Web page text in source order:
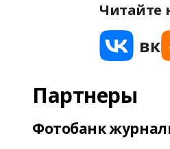
Читайте
Партнеры
Фотобанк